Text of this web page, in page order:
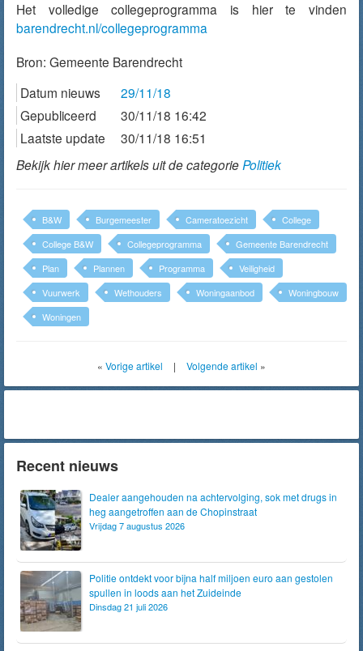
Het volledige collegeprogramma is hier te vinden
barendrecht.nl/collegeprogramma
Bron: Gemeente Barendrecht
Datum nieuws
29/11/18
Gepubliceerd
30/11/18 16:42
Laatste update
30/11/18 16:51
Bekijk hier meer artikels uit de categorie Politiek
B&W Burgemeester Cameratoezicht
College
College B&W
Collegeprogramma
Gemeente Barendrecht
Plan
Plannen Programma
Veiligheid
Vuurwerk
Wethouders Woningaanbod
Woningbouw
Woningen
« Vorige artikel | Volgende artikel »
Recent nieuws
Dealer aangehouden na achtervolging, sok met drugs in
heg aangetroffen aan de Chopinstraat
Vrijdag 7 augustus 2026
Politie ontdekt voor bijna half miljoen euro aan gestolen
spullen in loods aan het Zuideinde
Dinsdag 21 juli 2026